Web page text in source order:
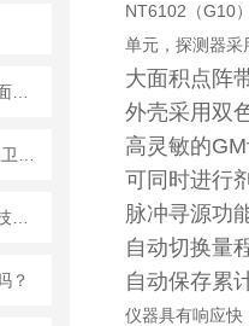
？
NT6102 （G10
单元，探测器采
大面积点阵
外壳采用双
高灵敏的
可同时进行
脉冲寻源功
自动切换量
自动保存累
仪器具有响应快